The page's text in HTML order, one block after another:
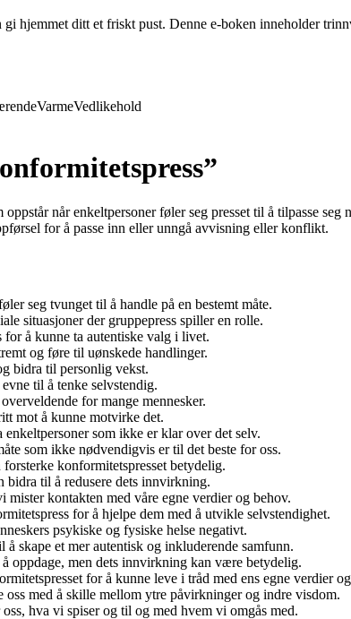
hjemmet ditt et friskt pust. Denne e-boken inneholder
VarmeVedlikehold
når enkeltpersoner føler seg presset til å tilpasse
for å passe inn eller unngå avvisning eller konflikt.
seg tvunget til å handle på en bestemt måte.
situasjoner der gruppepress spiller en rolle.
å kunne ta autentiske valg i livet.
og føre til uønskede handlinger.
bidra til personlig vekst.
til å tenke selvstendig.
for mange mennesker.
mot å kunne motvirke det.
som ikke er klar over det selv.
som ikke nødvendigvis er til det beste for oss.
konformitetspresset betydelig.
til å redusere dets innvirkning.
kontakten med våre egne verdier og behov.
for å hjelpe dem med å utvikle selvstendighet.
psykiske og fysiske helse negativt.
skape et mer autentisk og inkluderende samfunn.
oppdage, men dets innvirkning kan være betydelig.
for å kunne leve i tråd med ens egne verdier
med å skille mellom ytre påvirkninger og indre visdom.
hva vi spiser og til og med hvem vi omgås med.